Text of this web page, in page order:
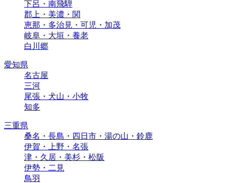
下呂・南飛騨
郡上・美濃・関
恵那・多治見・可児・加茂
岐阜・大垣・養老
白川郷
愛知県
名古屋
三河
尾張・犬山・小牧
知多
三重県
桑名・長島・四日市・湯の山・鈴鹿
伊賀・上野・名張
津・久居・美杉・松阪
伊勢・二見
鳥羽